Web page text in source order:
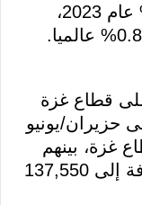
النمو السكاني في فلسطين 2.4% عام 2023،
قطاع غزة
الأول/أكتوبر 2023 وحتى حزيران/يونيو
في قطاع غزة، بينهم
20,413 طفلا و12,524 امرأة، إضافة إلى 137,550